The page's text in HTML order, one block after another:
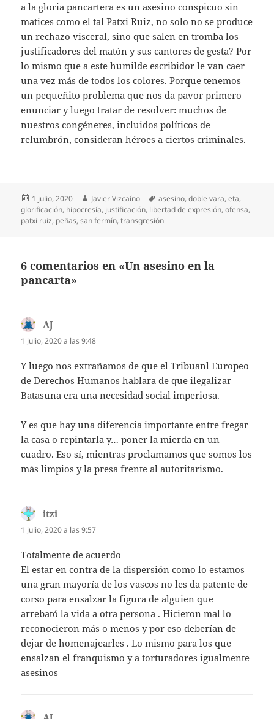
a la gloria pancartera es un asesino conspicuo sin
matices como el tal Patxi Ruiz, no solo no se produce
un rechazo visceral, sino que salen en tromba los
justificadores del matón y sus cantores de gesta? Por
lo mismo que a este humilde escribidor le van caer
una vez más de todos los colores. Porque tenemos
un pequeñito problema que nos da pavor primero
enunciar y luego tratar de resolver: muchos de
nuestros congéneres, incluidos políticos de
relumbrón, consideran héroes a ciertos criminales.
Publicado
el
1 julio, 2020 Autor
Javier Vizcaíno Etiquetas
asesino,doble vara,eta,
glorificación, hipocresía, justificación, libertad de expresión,ofensa,
patxi ruiz, peñas,san fermín,transgresión
6 comentarios en «Un asesino en la
pancarta»
AJ
1 julio, 2020 a las 9:48
Y luego nos extrañamos de que el Tribuanl Europeo
de Derechos Humanos hablara de que ilegalizar
Batasuna era una necesidad social imperiosa.
Y es que hay una diferencia importante entre fregar
la casa o repintarla y… poner la mierda en un
cuadro. Eso sí, mientras proclamamos que somos los
más limpios y la presa frente al autoritarismo.
itzi
1 julio, 2020 a las 9:57
Totalmente de acuerdo
El estar en contra de la dispersión como lo estamos
una gran mayoría de los vascos no les da patente de
corso para ensalzar la figura de alguien que
arrebató la vida a otra persona . Hicieron mal lo
reconocieron más o menos y por eso deberían de
dejar de homenajearles . Lo mismo para los que
ensalzan el franquismo y a torturadores igualmente
asesinos